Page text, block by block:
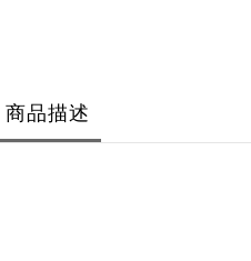
商品描述